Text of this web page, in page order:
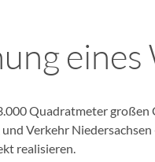
Quadratmeter
Verkehr
realisieren.